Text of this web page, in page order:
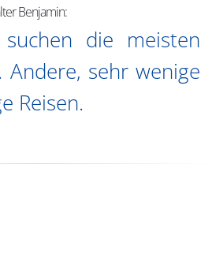
Benjamin:
die meisten
Andere, sehr wenige
Reisen.